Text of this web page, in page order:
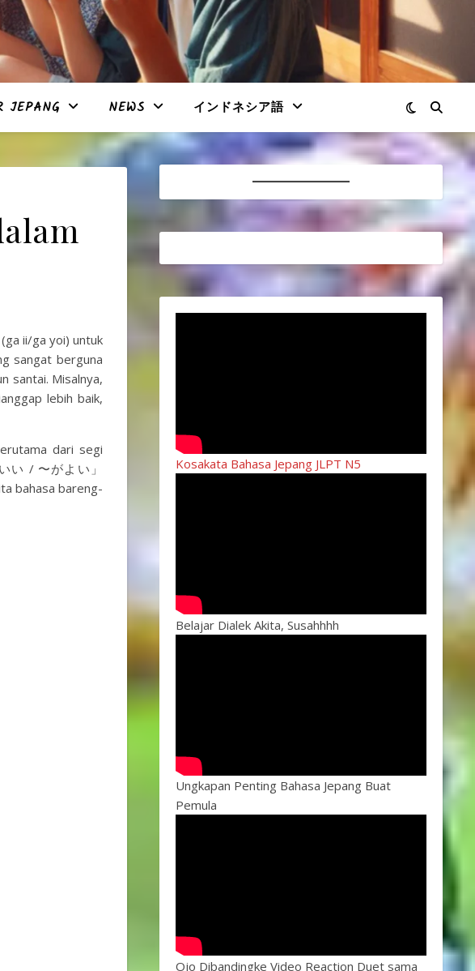
JEPANG NEWS インドネシア語
(ga ii/ga yoi) untuk
sangat berguna
santai. Misalnya,
lebih baik,
dari segi
い / 〜がよい」
bahasa bareng-
Kosakata Bahasa Jepang JLPT N5
Belajar Dialek Akita, Susahhhh
Ungkapan Penting Bahasa Jepang Buat
Pemula
Ojo Dibandingke Video Reaction Duet sama